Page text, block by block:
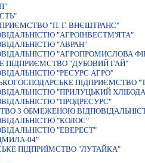
"П. Г. ВНЄШТРАНС"
"АГРОIНВЕСТМ'ЯТА"
"АВРАН"
"АГРОПРОМИСЛОВА
ПIДПРИЄМСТВО "ДУБОВИЙ ГАЙ"
"РЕСУРС АГРО"
ПIДПРИЄМСТВО
"ПРИЛУЦЬКИЙ
"ПРОДРЕСУРС"
З ОБМЕЖЕНОЮ
"КОЛОС"
"ЕВЕРЕСТ"
04"
ПIДПРИЇМСТВО "ЛУТАЙКА"